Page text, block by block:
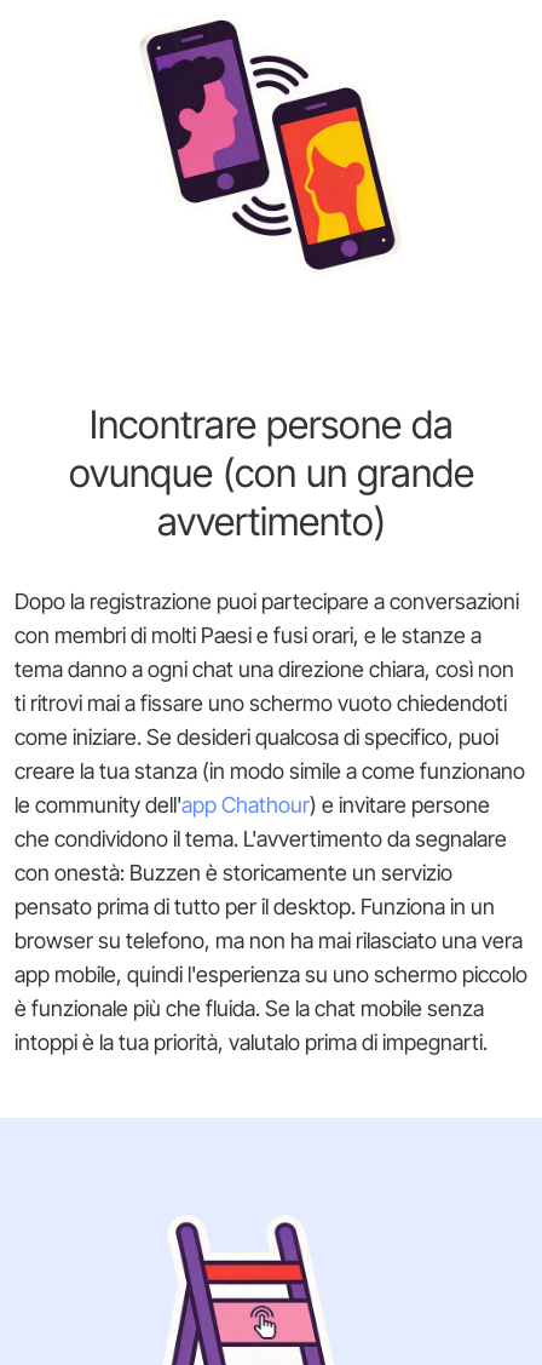
Incontrare persone da
ovunque (con un grande
avvertimento)
Dopo la registrazione puoi partecipare a conversazioni
con membri di molti Paesi e fusi orari, e le stanze a
tema danno a ogni chat una direzione chiara, così non
ti ritrovi mai a fissare uno schermo vuoto chiedendoti
come iniziare. Se desideri qualcosa di specifico, puoi
creare la tua stanza (in modo simile a come funzionano
le community dell'app Chathour) e invitare persone
che condividono il tema. L'avvertimento da segnalare
con onestà: Buzzen è storicamente un servizio
pensato prima di tutto per il desktop. Funziona in un
browser su telefono, ma non ha mai rilasciato una vera
app mobile, quindi l'esperienza su uno schermo piccolo
è funzionale più che fluida. Se la chat mobile senza
intoppi è la tua priorità, valutalo prima di impegnarti.